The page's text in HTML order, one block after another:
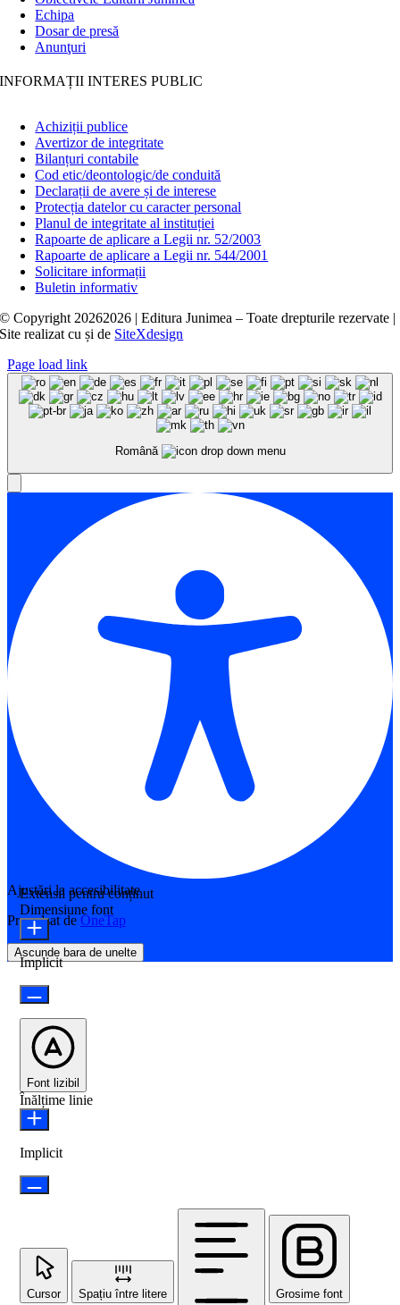
Echipa
Dosar de presă
Anunţuri
INFORMAȚII INTERES PUBLIC
Achiziții publice
Avertizor de integritate
Bilanțuri contabile
Cod etic/deontologic/de conduită
Declarații de avere și de interese
Protecția datelor cu caracter personal
Planul de integritate al instituției
Rapoarte de aplicare a Legii nr. 52/2003
Rapoarte de aplicare a Legii nr. 544/2001
Solicitare informații
Buletin informativ
© Copyright 20262026 | Editura Junimea – Toate drepturile rezervate |
Site realizat cușide SiteXdesign
Page load link
Română
Ajustări la accesibilitate
Propulsat de OneTap
Ascunde bara de unelte
Extensii pentru conținut
Dimensiune font
Implicit
Font lizibil
Înălțime linie
Implicit
Cursor Spațiu între litere Grosime font